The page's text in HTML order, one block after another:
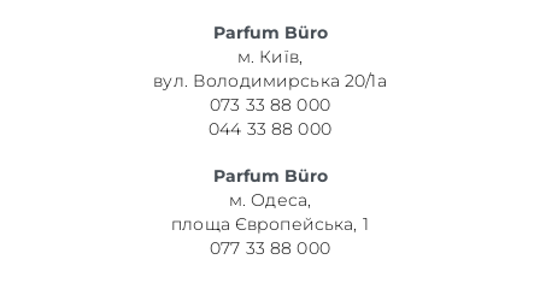
Parfum Büro
м. Київ,
вул. Володимирська 20/1а
073 33 88 000
044 33 88 000
Parfum Büro
м. Одеса,
площа Європейська, 1
077 33 88 000